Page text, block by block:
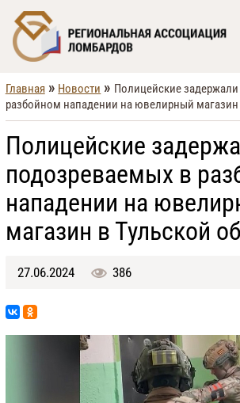
Главная » Новости » Полицейские
разбойном нападении на ювелирный магазин
Полицейские
подозреваемых в
нападении на
магазин в Тульской
27.06.2024 386